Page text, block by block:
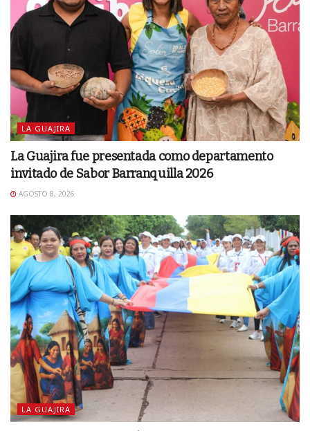
LA GUAJIRA
La Guajira fue presentada como departamento
invitado de Sabor Barranquilla 2026
AGOSTO 8, 2026
LA GUAJIRA